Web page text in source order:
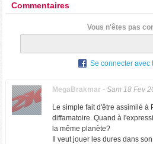
Commentaires
Vous n'êtes pas
Se connecter avec
MegaBrakmar - Sam 18 Fev
Le simple fait d'être assimilé à
diffamatoire. Quand à
la même planète?
Il veut jouer les dures dans